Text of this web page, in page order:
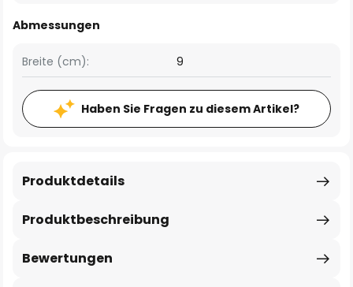
Abmessungen
Breite (cm): 9
Haben Sie Fragen zu diesem Artikel?
Produktbeschreibung
Produktdetails
Bewertungen